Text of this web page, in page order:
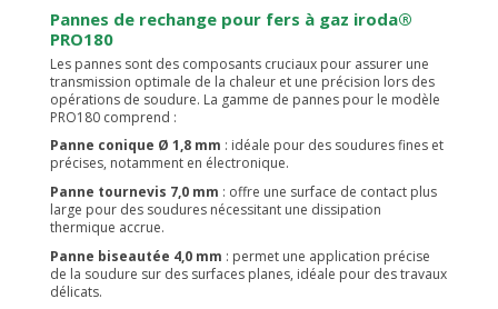
Pannes de rechange pour fers à gaz iroda®
PRO180
Les pannes sont des composants cruciaux pour assurer une
transmission optimale de la chaleur et une précision lors des
opérations de soudure. La gamme de pannes pour le modèle
PRO180 comprend :
Panne conique Ø 1,8 mm : idéale pour des soudures fines et
précises, notamment en électronique.
Panne tournevis 7,0 mm : offre une surface de contact plus
large pour des soudures nécessitant une dissipation
thermique accrue.
Panne biseautée 4,0 mm : permet une application précise
de la soudure sur des surfaces planes, idéale pour des travaux
délicats.